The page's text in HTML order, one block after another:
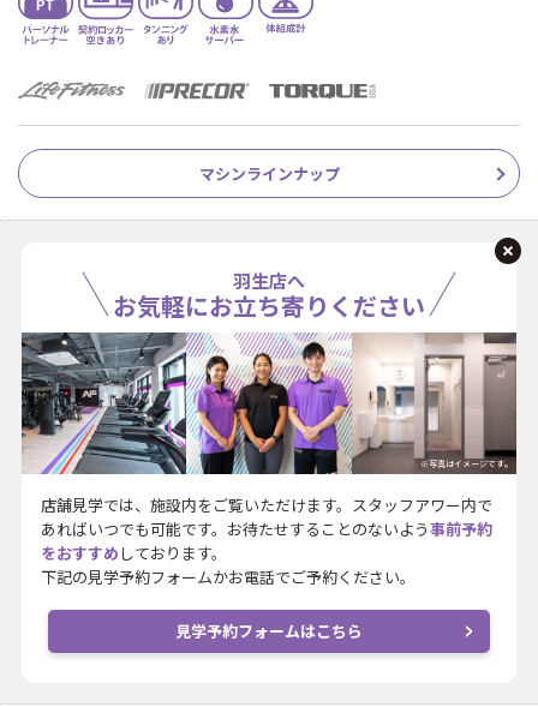
マシンラインナップ
羽生店へ
お気軽にお立ち寄りください
※写真はイメージです。
店舗見学では、施設内をご覧いただけます。スタッフアワー内で
あればいつでも可能です。お待たせすることのないよう事前予約
をおすすめ しております。
下記の見学予約フォームかお電話でご予約ください。
見学予約フォームはこちら